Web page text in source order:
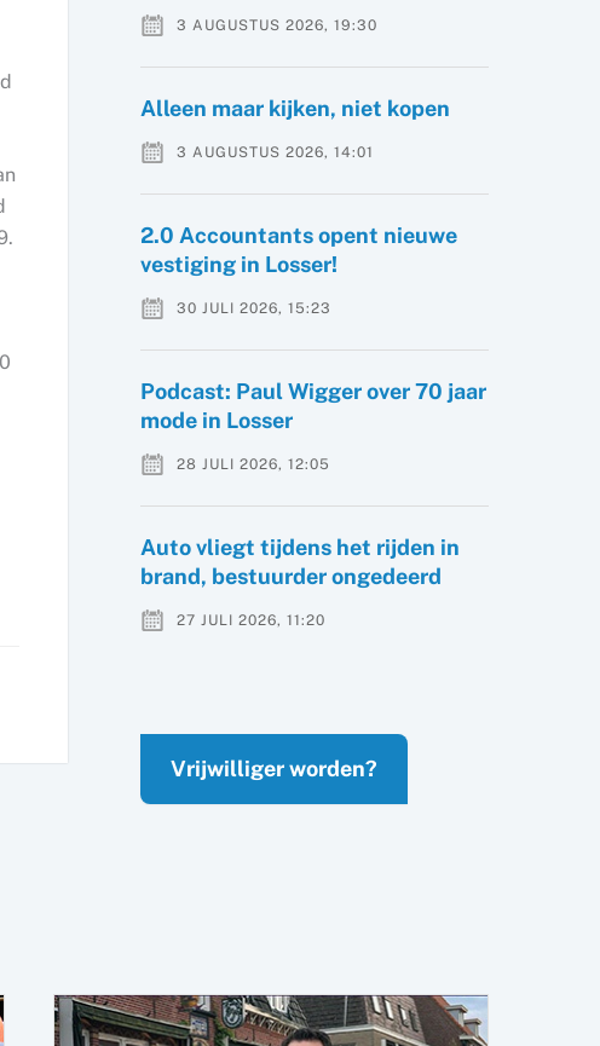
3 AUGUSTUS 2026, 19:30
Alleen maar kijken, niet kopen
3 AUGUSTUS 2026, 14:01
2.0 Accountants opent nieuwe
vestiging in Losser!
30 JULI 2026, 15:23
Podcast: Paul Wigger over 70 jaar
mode in Losser
28 JULI 2026, 12:05
Auto vliegt tijdens het rijden in
brand, bestuurder ongedeerd
27 JULI 2026, 11:20
Vrijwilliger worden?